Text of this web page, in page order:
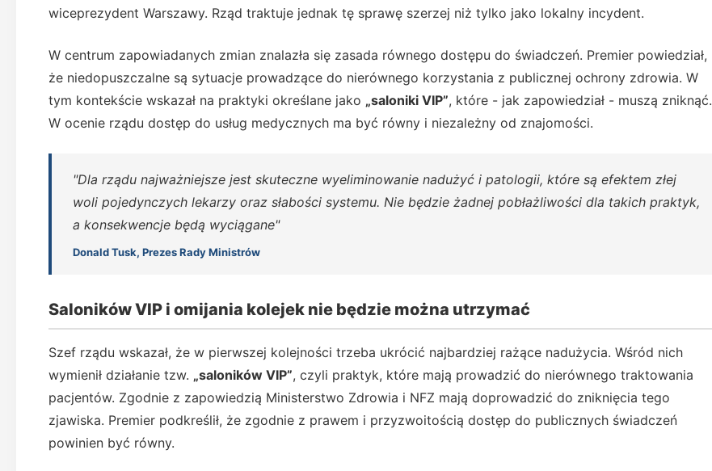
wiceprezydent Warszawy. Rząd traktuje jednak tę sprawę szerzej niż tylko jako lokalny incydent.
W centrum zapowiadanych zmian znalazła się zasada równego dostępu do świadczeń. Premier powiedział,
że niedopuszczalne są sytuacje prowadzące do nierównego korzystania z publicznej ochrony zdrowia. W
tym kontekście wskazał na praktyki określane jako „saloniki VIP”, które - jak zapowiedział - muszą zniknąć.
W ocenie rządu dostęp do usług medycznych ma być równy i niezależny od znajomości.
"Dla rządu najważniejsze jest skuteczne wyeliminowanie nadużyć i patologii, które są efektem złej
woli pojedynczych lekarzy oraz słabości systemu. Nie będzie żadnej pobłażliwości dla takich praktyk,
a konsekwencje będą wyciągane"
Donald Tusk, Prezes Rady Ministrów
Saloników VIP i omijania kolejek nie będzie można utrzymać
Szef rządu wskazał, że w pierwszej kolejności trzeba ukrócić najbardziej rażące nadużycia. Wśród nich
wymienił działanie tzw. „saloników VIP”, czyli praktyk, które mają prowadzić do nierównego traktowania
pacjentów. Zgodnie z zapowiedzią Ministerstwo Zdrowia i NFZ mają doprowadzić do zniknięcia tego
zjawiska. Premier podkreślił, że zgodnie z prawem i przyzwoitością dostęp do publicznych świadczeń
powinien być równy.